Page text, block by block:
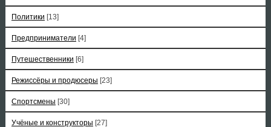
Политики [13]
Предприниматели [4]
Путешественники [6]
Режиссёры и продюсеры [23]
Спортсмены [30]
Учёные и конструкторы [27]